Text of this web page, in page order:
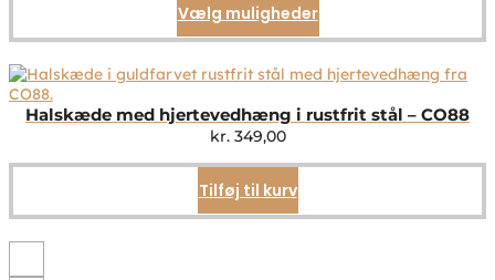
Vælg mulighederDette
vare
flere
Mulighederne
på
Halskæde med hjertevedhæng i rustfrit stål – CO88
kr.349,00
Tilføj til kurv